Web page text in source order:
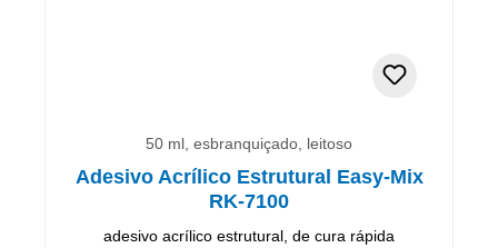
50 ml, esbranquiçado, leitoso
Adesivo Acrílico Estrutural Easy-Mix
RK-7100
adesivo acrílico estrutural, de cura rápida